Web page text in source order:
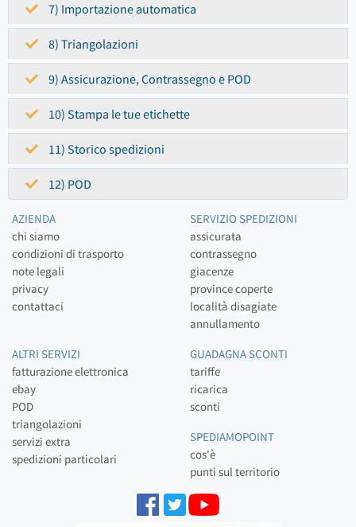
7) Importazione automatica
8) Triangolazioni
9) Assicurazione, Contrassegno e POD
10) Stampa le tue etichette
11) Storico spedizioni
12) POD
AZIENDA
chi siamo
condizioni di trasporto
note legali
privacy
contattaci
SERVIZIO SPEDIZIONI
assicurata
contrassegno
giacenze
province coperte
località disagiate
annullamento
ALTRI SERVIZI
fatturazione elettronica
ebay
POD
triangolazioni
servizi extra
spedizioni particolari
GUADAGNA SCONTI
tariffe
ricarica
sconti
SPEDIAMOPOINT
cos'è
punti sul territorio